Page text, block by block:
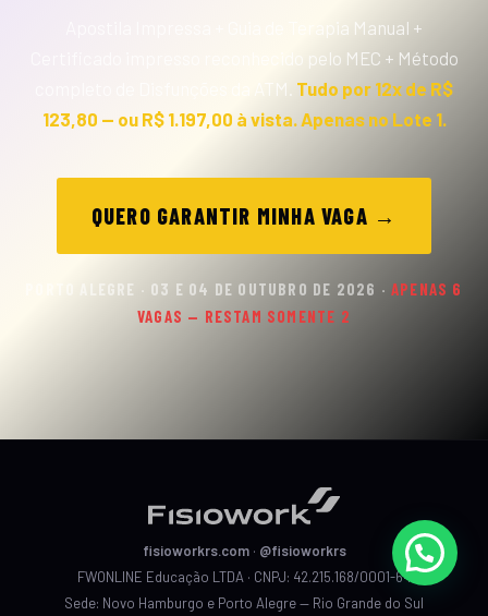
Apostila Impressa + Guia de Terapia Manual +
Certificado impresso reconhecido pelo MEC + Método
completo de Disfunções da ATM. Tudo por 12x de R$
123,80 — ou R$ 1.197,00 à vista. Apenas no Lote 1.
QUERO GARANTIR MINHA VAGA →
PORTO ALEGRE · 03 E 04 DE OUTUBRO DE 2026 ·APENAS 6
VAGAS — RESTAM SOMENTE 2
fisioworkrs.com· @fisioworkrs
FWONLINE Educação LTDA · CNPJ: 42.215.168/0001-64
Sede: Novo Hamburgo e Porto Alegre — Rio Grande do Sul